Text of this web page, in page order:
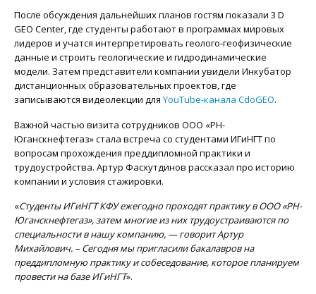
После обсуждения дальнейших планов гостям показали 3 D
GEO Center, где студенты работают в программах мировых
лидеров и учатся интерпретировать геолого-геофизические
данные и строить геологические и гидродинамические
модели. Затем представители компании увидели Инкубатор
дистанционных образовательных проектов, где
записываются видеолекции для YouTube-канала CdoGEO.
Важной частью визита сотрудников ООО «РН-
Юганскнефтегаз» стала встреча со студентами ИГиНГТ по
вопросам прохождения преддипломной практики и
трудоустройства. Артур Фасхутдинов рассказал про историю
компании и условия стажировки.
«Студенты ИГиНГТ КФУ ежегодно проходят практику в ООО «РН-
Юганскнефтегаз», затем многие из них трудоустраиваются по
специальности в нашу компанию, — говорит Артур
Михайлович. – Сегодня мы пригласили бакалавров на
преддипломную практику и собеседование, которое планируем
провести на базе ИГиНГТ».